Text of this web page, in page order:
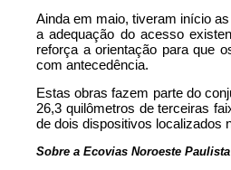
Ainda em maio, tiveram início
a adequação do acesso
reforça a orientação para que
com antecedência.
Estas obras fazem parte do
26,3 quilômetros de terceiras
de dois dispositivos localizados
Sobre a Ecovias Noroeste Paulista